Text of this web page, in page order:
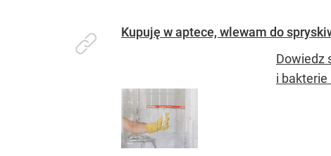
Kupuję w aptece, wlewam do
Dowiedz
i